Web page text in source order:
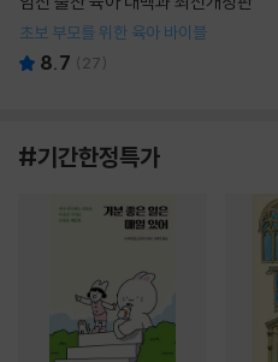
초보 부모를 위한 육아 바이블
8.7 ( 27)
#기간한정특가